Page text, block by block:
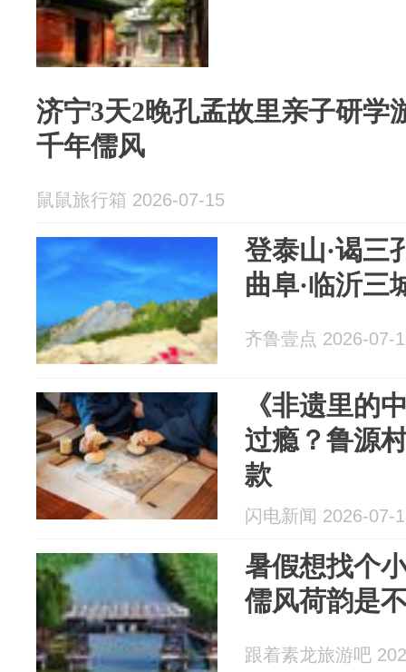
济宁3天2晚孔孟故里亲子研
千年儒风
鼠鼠旅行箱 2026-07-15
登泰山·谒
曲阜·临沂三
齐鲁壹点 2026-07-
《非遗里的
过瘾？鲁源
款
闪电新闻 2026-07-
暑假想找个
儒风荷韵是
跟着素龙旅游吧